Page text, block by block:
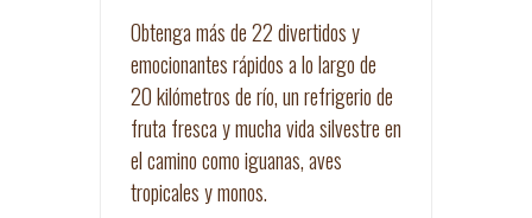
Obtenga más de 22 divertidos y
emocionantes rápidos a lo largo de
20 kilómetros de río, un refrigerio de
fruta fresca y mucha vida silvestre en
el camino como iguanas, aves
tropicales y monos.